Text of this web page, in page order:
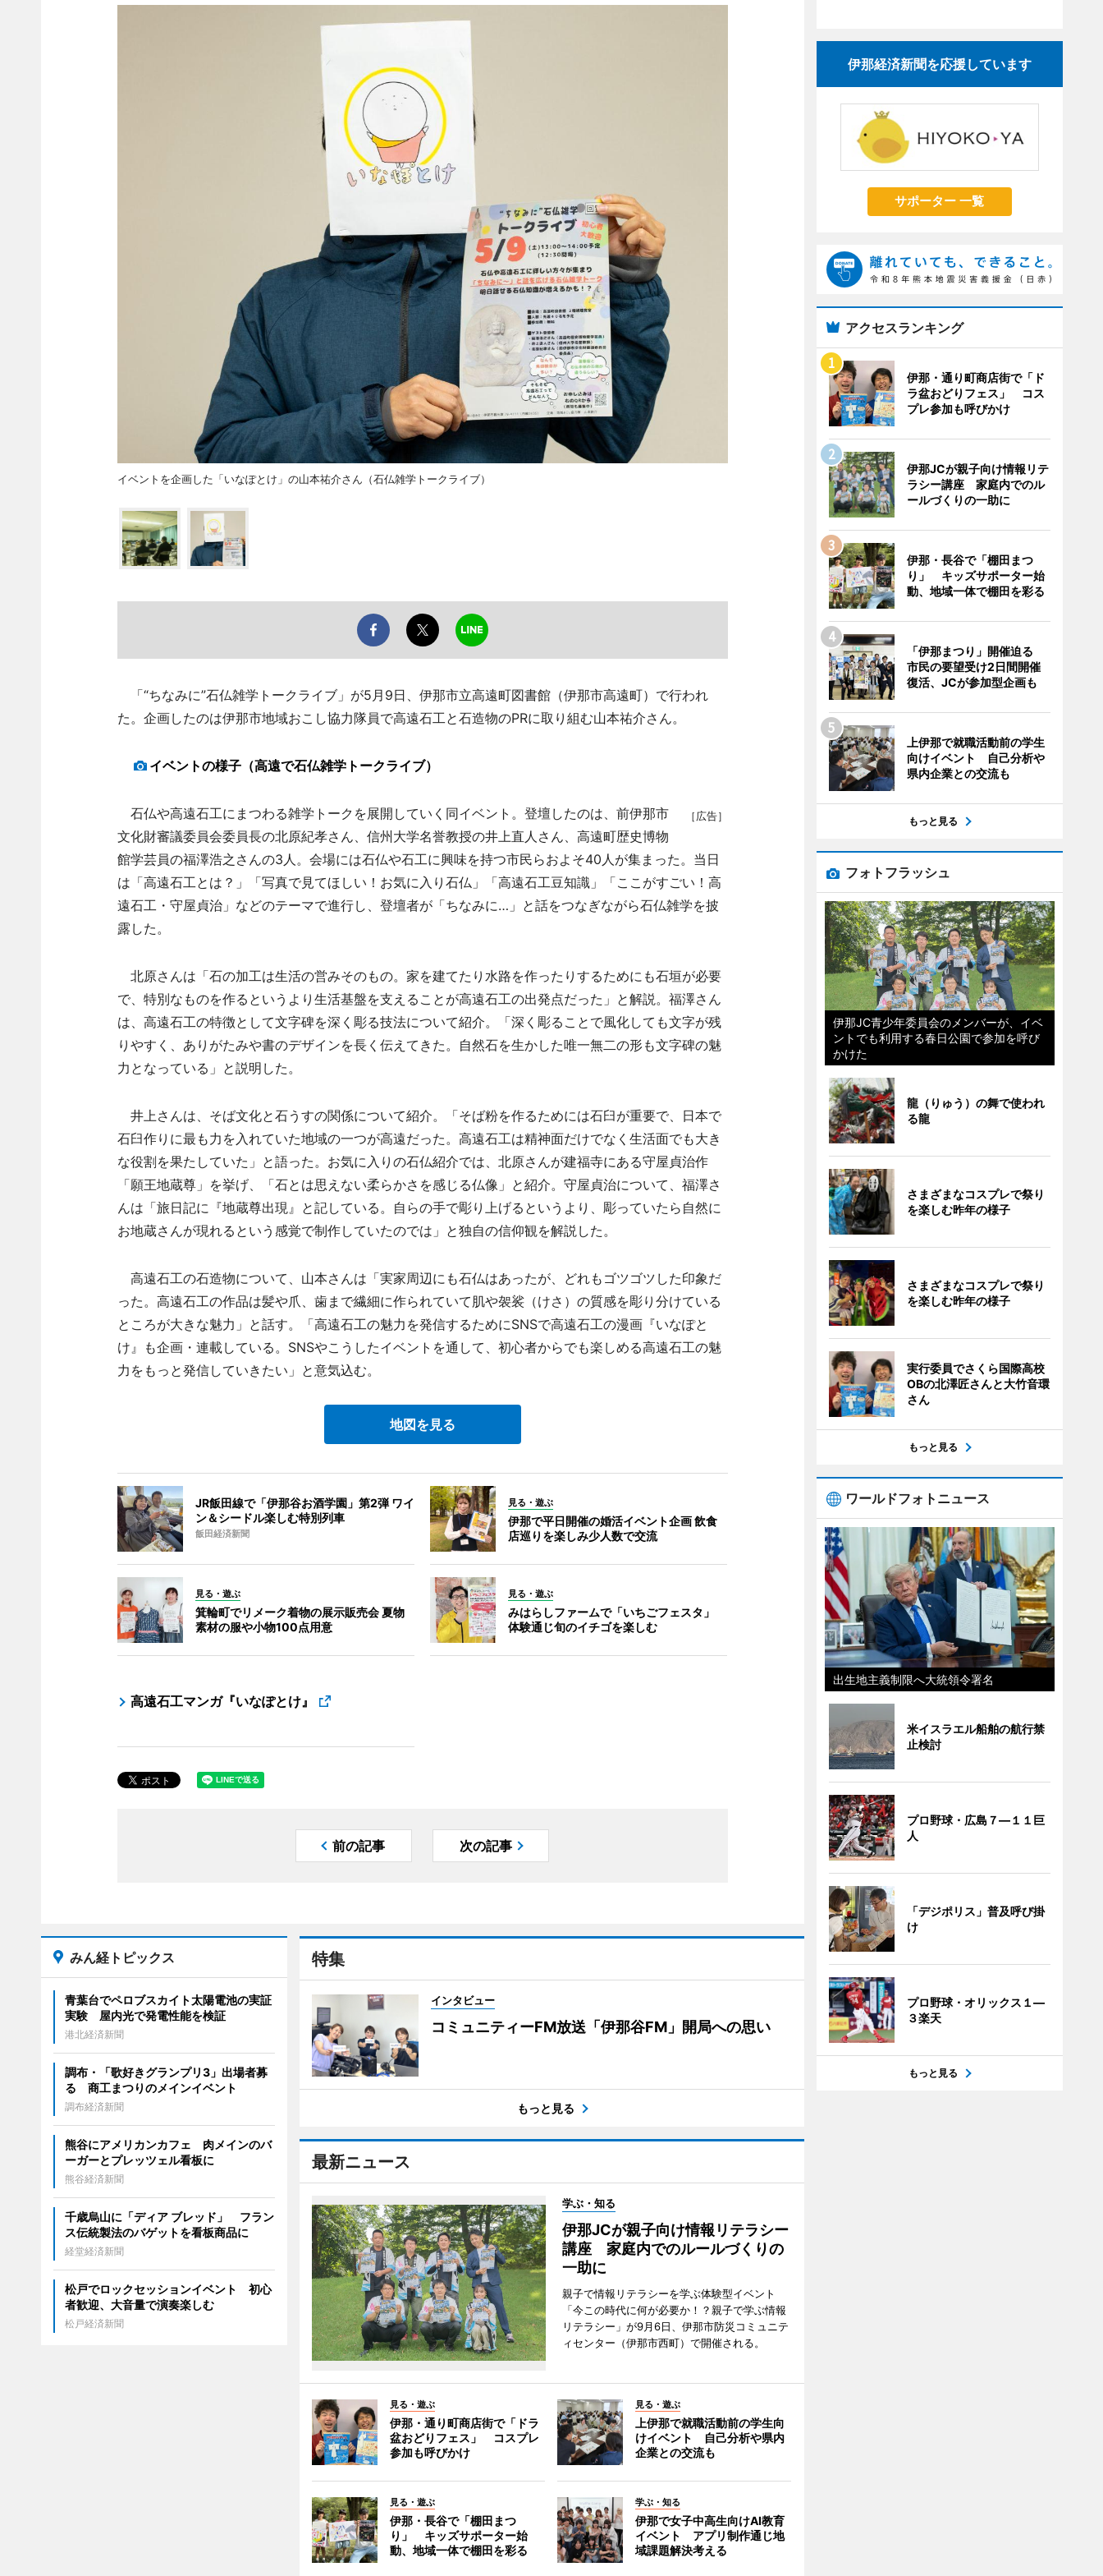
イベントを企画した「いなぽとけ」の山本祐介さん（石仏雑学トークライブ）
「“ちなみに”石仏雑学トークライブ」が5月9日、伊那市立高遠町図書館（伊那市高遠町）で行われ
た。企画したのは伊那市地域おこし協力隊員で高遠石工と石造物のPRに取り組む山本祐介さん。
イベントの様子（高遠で石仏雑学トークライブ）
［広告］
石仏や高遠石工にまつわる雑学トークを展開していく同イベント。登壇したのは、前伊那市
文化財審議委員会委員長の北原紀孝さん、信州大学名誉教授の井上直人さん、高遠町歴史博物
館学芸員の福澤浩之さんの3人。会場には石仏や石工に興味を持つ市民らおよそ40人が集まった。当日
は「高遠石工とは？」「写真で見てほしい！お気に入り石仏」「高遠石工豆知識」「ここがすごい！高
遠石工・守屋貞治」などのテーマで進行し、登壇者が「ちなみに…」と話をつなぎながら石仏雑学を披
露した。
北原さんは「石の加工は生活の営みそのもの。家を建てたり水路を作ったりするためにも石垣が必要
で、特別なものを作るというより生活基盤を支えることが高遠石工の出発点だった」と解説。福澤さん
は、高遠石工の特徴として文字碑を深く彫る技法について紹介。「深く彫ることで風化しても文字が残
りやすく、ありがたみや書のデザインを長く伝えてきた。自然石を生かした唯一無二の形も文字碑の魅
力となっている」と説明した。
井上さんは、そば文化と石うすの関係について紹介。「そば粉を作るためには石臼が重要で、日本で
石臼作りに最も力を入れていた地域の一つが高遠だった。高遠石工は精神面だけでなく生活面でも大き
な役割を果たしていた」と語った。お気に入りの石仏紹介では、北原さんが建福寺にある守屋貞治作
「願王地蔵尊」を挙げ、「石とは思えない柔らかさを感じる仏像」と紹介。守屋貞治について、福澤さ
んは「旅日記に『地蔵尊出現』と記している。自らの手で彫り上げるというより、彫っていたら自然に
お地蔵さんが現れるという感覚で制作していたのでは」と独自の信仰観を解説した。
高遠石工の石造物について、山本さんは「実家周辺にも石仏はあったが、どれもゴツゴツした印象だ
った。高遠石工の作品は髪や爪、歯まで繊細に作られていて肌や袈裟（けさ）の質感を彫り分けている
ところが大きな魅力」と話す。「高遠石工の魅力を発信するためにSNSで高遠石工の漫画『いなぽと
け』も企画・連載している。SNSやこうしたイベントを通して、初心者からでも楽しめる高遠石工の魅
力をもっと発信していきたい」と意気込む。
地図を見る
JR飯田線で「伊那谷お酒学園」第2弾 ワイ
ン＆シードル楽しむ特別列車
飯田経済新聞
見る・遊ぶ
伊那で平日開催の婚活イベント企画 飲食
店巡りを楽しみ少人数で交流
見る・遊ぶ
箕輪町でリメーク着物の展示販売会 夏物
素材の服や小物100点用意
見る・遊ぶ
みはらしファームで「いちごフェスタ」
体験通じ旬のイチゴを楽しむ
高遠石工マンガ『いなぽとけ』
前の記事 次の記事
特集
インタビュー
コミュニティーFM放送「伊那谷FM」開局への思い
もっと見る
最新ニュース
学ぶ・知る
伊那JCが親子向け情報リテラシー
講座 家庭内でのルールづくりの
一助に
親子で情報リテラシーを学ぶ体験型イベント
「今この時代に何が必要か！？親子で学ぶ情報
リテラシー」が9月6日、伊那市防災コミュニテ
ィセンター（伊那市西町）で開催される。
見る・遊ぶ
伊那・通り町商店街で「ドラ
盆おどりフェス」 コスプレ
参加も呼びかけ
見る・遊ぶ
上伊那で就職活動前の学生向
けイベント 自己分析や県内
企業との交流も
見る・遊ぶ
伊那・長谷で「棚田まつ
り」 キッズサポーター始
動、地域一体で棚田を彩る
学ぶ・知る
伊那で女子中高生向けAI教育
イベント アプリ制作通じ地
域課題解決考える
みん経トピックス
青葉台でペロブスカイト太陽電池の実証
実験 屋内光で発電性能を検証
港北経済新聞
調布・「歌好きグランプリ3」出場者募
る 商工まつりのメインイベント
調布経済新聞
熊谷にアメリカンカフェ 肉メインのバ
ーガーとプレッツェル看板に
熊谷経済新聞
千歳烏山に「ディア ブレッド」 フラン
ス伝統製法のバゲットを看板商品に
経堂経済新聞
松戸でロックセッションイベント 初心
者歓迎、大音量で演奏楽しむ
松戸経済新聞
伊那経済新聞を応援しています
サポーター 一覧
アクセスランキング
伊那・通り町商店街で「ド
ラ盆おどりフェス」 コス
プレ参加も呼びかけ
伊那JCが親子向け情報リテ
ラシー講座 家庭内でのル
ールづくりの一助に
伊那・長谷で「棚田まつ
り」 キッズサポーター始
動、地域一体で棚田を彩る
「伊那まつり」開催迫る
市民の要望受け2日間開催
復活、JCが参加型企画も
上伊那で就職活動前の学生
向けイベント 自己分析や
県内企業との交流も
もっと見る
フォトフラッシュ
伊那JC青少年委員会のメンバーが、イベ
ントでも利用する春日公園で参加を呼び
かけた
龍（りゅう）の舞で使われ
る龍
さまざまなコスプレで祭り
を楽しむ昨年の様子
さまざまなコスプレで祭り
を楽しむ昨年の様子
実行委員でさくら国際高校
OBの北澤匠さんと大竹音環
さん
もっと見る
ワールドフォトニュース
出生地主義制限へ大統領令署名
米イスラエル船舶の航行禁
止検討
プロ野球・広島７―１１巨
人
「デジポリス」普及呼び掛
け
プロ野球・オリックス１―
３楽天
もっと見る